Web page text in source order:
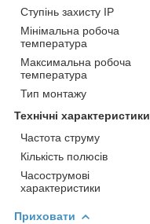
Ступінь захисту IP
Мінімальна робоча
температура
Максимальна робоча
температура
Тип монтажу
Технічні характеристики
Частота струму
Кількість полюсів
Часострумові
характеристики
Приховати